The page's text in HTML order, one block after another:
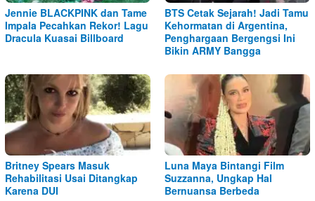
Jennie BLACKPINK dan Tame
Impala Pecahkan Rekor! Lagu
Dracula Kuasai Billboard
BTS Cetak Sejarah! Jadi Tamu
Kehormatan di Argentina,
Penghargaan Bergengsi Ini
Bikin ARMY Bangga
Britney Spears Masuk
Rehabilitasi Usai Ditangkap
Karena DUI
Luna Maya Bintangi Film
Suzzanna, Ungkap Hal
Bernuansa Berbeda